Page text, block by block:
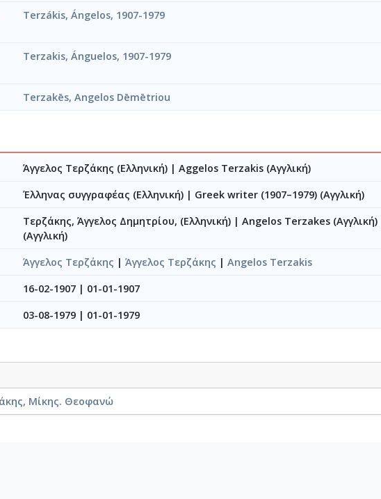
Terzákis, Ángelos, 1907-1979
Terzakis, Ánguelos, 1907-1979
Terzakēs, Angelos Dēmētriou
Άγγελος Τερζάκης (Ελληνική) | Aggelos Terzakis (Αγγλική)
Έλληνας συγγραφέας (Ελληνική) | Greek writer (1907–1979) (Αγγλική)
Τερζάκης, Άγγελος Δημητρίου, (Ελληνική) | Angelos Terzakes (Αγγλική)
(Αγγλική)
Άγγελος Τερζάκης | Άγγελος Τερζάκης | Angelos Terzakis
16-02-1907 | 01-01-1907
03-08-1979 | 01-01-1979
Μίκης. Θεοφανώ